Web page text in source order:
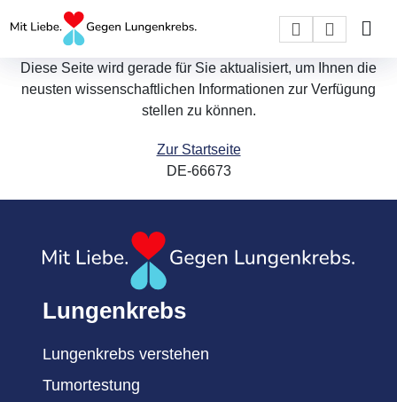
Diese Seite wird gerade für Sie aktualisiert, um Ihnen die
neusten wissenschaftlichen Informationen zur Verfügung
stellen zu können.
Zur Startseite
DE-66673
Lungenkrebs
Lungenkrebs verstehen
Tumortestung